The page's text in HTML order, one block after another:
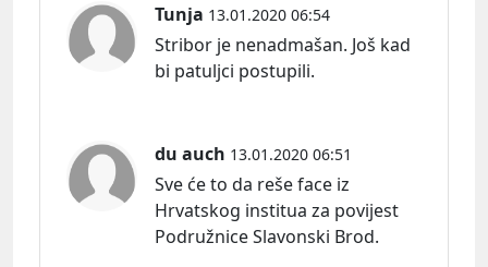
Tunja 13.01.2020 06:54
Stribor je nenadmašan. Još kad
bi patuljci postupili.
du auch 13.01.2020 06:51
Sve će to da reše face iz
Hrvatskog institua za povijest
Podružnice Slavonski Brod.